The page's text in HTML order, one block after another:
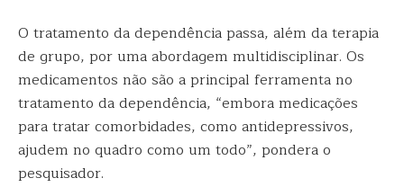
O tratamento da dependência passa, além da terapia
de grupo, por uma abordagem multidisciplinar. Os
medicamentos não são a principal ferramenta no
tratamento da dependência, “embora medicações
para tratar comorbidades, como antidepressivos,
ajudem no quadro como um todo”, pondera o
pesquisador.